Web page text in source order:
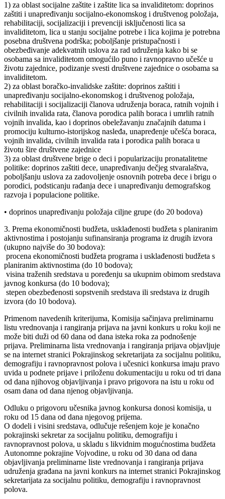
1) za oblast socijalne zaštite i zaštite lica sa invaliditetom: doprinos
zaštiti i unapređivanju socijalno-ekonomskog i društvenog položaja,
rehabilitaciji, socijalizaciji i prevenciji isključenosti lica sa
invaliditetom, lica u stanju socijalne potrebe i lica kojima je potrebna
posebna društvena podrška; poboljšanje pristupačnosti i
obezbeđivanje adekvatnih uslova za rad udruženja kako bi se
osobama sa invaliditetom omogućilo puno i ravnopravno učešće u
životu zajednice, podizanje svesti društvene zajednice o osobama sa
invaliditetom.
2) za oblast boračko-invalidske zaštite: doprinos zaštiti i
unapređivanju socijalno-ekonomskog i društvenog položaja,
rehabilitaciji i socijalizaciji članova udruženja boraca, ratnih vojnih i
civilnih invalida rata, članova porodica palih boraca i umrlih ratnih
vojnih invalida, kao i doprinos obeležavanju značajnih datuma i
promociju kulturno-istorijskog nasleđa, unapređenje učešća boraca,
vojnih invalida, civilnih invalida rata i porodica palih boraca u
životu šire društvene zajednice
3) za oblast društvene brige o deci i popularizaciju pronatalitetne
politike: doprinos zaštiti dece, unapređivanju dečjeg stvaralaštva,
poboljšanju uslova za zadovoljenje osnovnih potreba dece i brigu o
porodici, podsticanju rađanja dece i unapređivanju demografskog
razvoja i populacione politike.
• doprinos unapređivanju položaja ciljne grupe (do 20 bodova)
3. Prema ekonomičnosti budžeta, usklađenosti budžeta s planiranim
aktivnostima i postojanju sufinansiranja programa iz drugih izvora
(ukupno najviše do 30 bodova):
­ procena ekonomičnosti budžeta programa i usklađenosti budžeta s
planiranim aktivnostima (do 10 bodova);
­ visina traženih sredstava u poređenju sa ukupnim obimom sredstava
javnog konkursa (do 10 bodova);
­ stepen obezbeđenosti sopstvenih sredstava ili sredstava iz drugih
izvora (do 10 bodova).
Primenom navedenih kriterijuma, Komisija sačinjava preliminarnu
listu vrednovanja i rangiranja prijava na javni konkurs u roku koji ne
može biti duži od 60 dana od dana isteka roka za podnošenje
prijava. Preliminarna lista vrednovanja i rangiranja prijava objavljuje
se na internet stranici Pokrajinskog sekretarijata za socijalnu politiku,
demografiju i ravnopravnost polova i učesnici konkursa imaju pravo
uvida u podnete prijave i priloženu dokumentaciju u roku od tri dana
od dana njihovog objavljivanja i pravo prigovora na istu u roku od
osam dana od dana njenog objavljivanja.
Odluku o prigovoru učesnika javnog konkursa donosi komisija, u
roku od 15 dana od dana njegovog prijema.
O dodeli i visini sredstava, odlučuje rešenjem koje je konačno
pokrajinski sekretar za socijalnu politiku, demografiju i
ravnopravnost polova, u skladu s likvidnim mogućnostima budžeta
Autonomne pokrajine Vojvodine, u roku od 30 dana od dana
objavljivanja preliminarne liste vrednovanja i rangiranja prijava
udruženja građana na javni konkurs na internet stranici Pokrajinskog
sekretarijata za socijalnu politiku, demografiju i ravnopravnost
polova.